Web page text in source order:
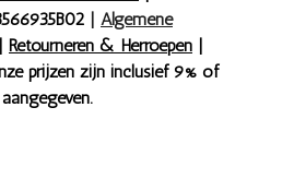
| Algemene
| Retourneren & Herroepen |
prijzen zijn inclusief 9% of